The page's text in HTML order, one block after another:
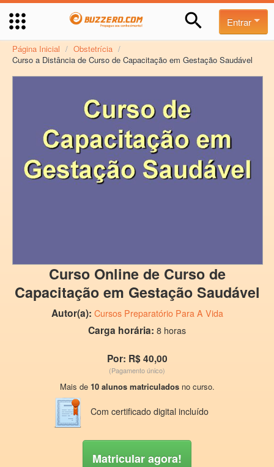
Entrar
Página Inicial / Obstetrícia /
Curso a Distância de Curso de Capacitação em Gestação Saudável
Curso Online de Curso de
Capacitação em Gestação Saudável
Autor(a): Cursos Preparatório Para A Vida
Carga horária: 8 horas
Por: R$ 40,00
(Pagamento único)
Mais de 10 alunos matriculadosno curso.
Com certificado digital incluído
Matricular agora!